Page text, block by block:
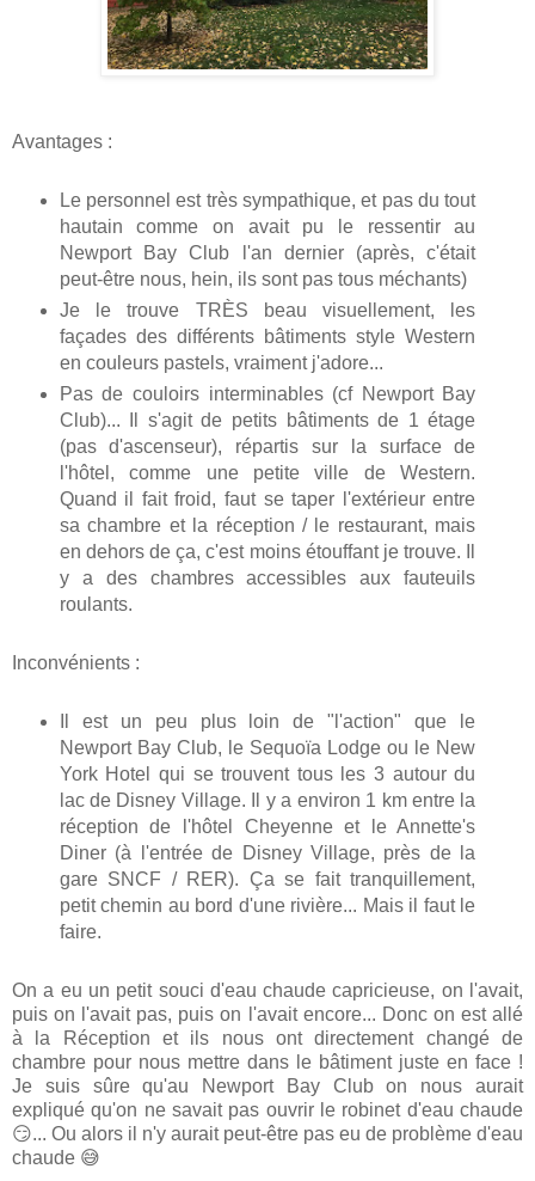
Avantages :
Le personnel est très sympathique, et pas du tout
hautain comme on avait pu le ressentir au
Newport Bay Club l'an dernier (après, c'était
peut-être nous, hein, ils sont pas tous méchants)
Je le trouve TRÈS beau visuellement, les
façades des différents bâtiments style Western
en couleurs pastels, vraiment j'adore...
Pas de couloirs interminables (cf Newport Bay
Club)... Il s'agit de petits bâtiments de 1 étage
(pas d'ascenseur), répartis sur la surface de
l'hôtel, comme une petite ville de Western.
Quand il fait froid, faut se taper l'extérieur entre
sa chambre et la réception / le restaurant, mais
en dehors de ça, c'est moins étouffant je trouve. Il
y a des chambres accessibles aux fauteuils
roulants.
Inconvénients :
Il est un peu plus loin de "l'action" que le
Newport Bay Club, le Sequoïa Lodge ou le New
York Hotel qui se trouvent tous les 3 autour du
lac de Disney Village. Il y a environ 1 km entre la
réception de l'hôtel Cheyenne et le Annette's
Diner (à l'entrée de Disney Village, près de la
gare SNCF / RER). Ça se fait tranquillement,
petit chemin au bord d'une rivière... Mais il faut le
faire.
On a eu un petit souci d'eau chaude capricieuse, on l'avait,
puis on l'avait pas, puis on l'avait encore... Donc on est allé
à la Réception et ils nous ont directement changé de
chambre pour nous mettre dans le bâtiment juste en face !
Je suis sûre qu'au Newport Bay Club on nous aurait
expliqué qu'on ne savait pas ouvrir le robinet d'eau chaude
😏... Ou alors il n'y aurait peut-être pas eu de problème d'eau
chaude 😅